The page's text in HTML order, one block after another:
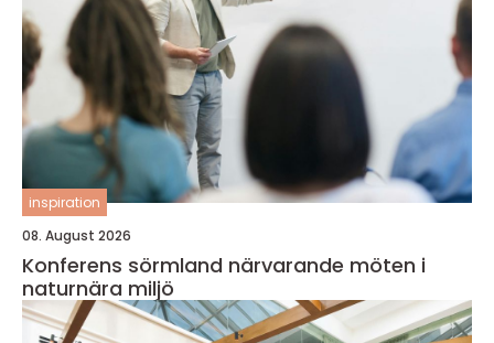
inspiration
08. August 2026
Konferens sörmland närvarande möten i
naturnära miljö